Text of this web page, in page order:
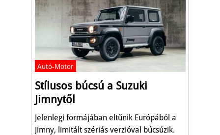
Autó-Motor
Stílusos búcsú a Suzuki
Jimnytől
Jelenlegi formájában eltűnik Európából a
Jimny, limitált szériás verzióval búcsúzik.